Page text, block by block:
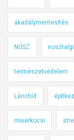
akadálymentesítés
NÚSZ
természetvédelem
Lánchíd
mixerkocsi